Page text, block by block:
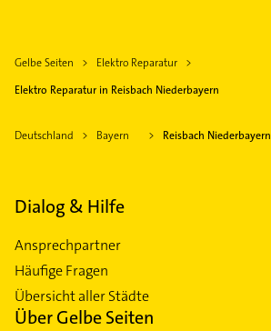
Gelbe Seiten
Elektro Reparatur
Elektro Reparatur in Reisbach Niederbayern
Deutschland Bayern Reisbach Niederbayern
Dialog & Hilfe
Ansprechpartner
Häufige Fragen
Übersicht aller Städte
Über Gelbe Seiten